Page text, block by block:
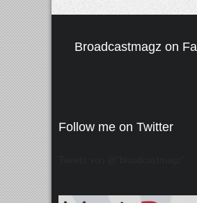
Broadcastmagz on
Follow me on Twitter